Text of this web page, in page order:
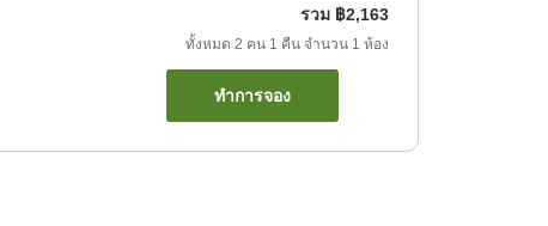
รวม ฿2,163
ทั้งหมด 2 คน 1 คืน จำนวน 1 ห้อง
ทำการจอง